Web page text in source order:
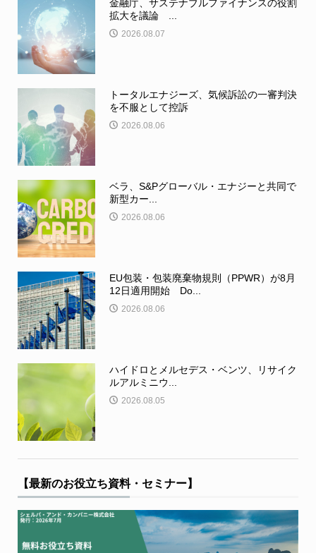
金融庁、サステナブルファイナンスの役割
拡大を議論 ...
2026.08.07
トータルエナジーズ、気候訴訟の一審判決
を不服として控訴
2026.08.06
ベラ、S&Pグローバル・エナジーと共同で
新型カー...
2026.08.06
EU包装・包装廃棄物規則（PPWR）が8月
12日適用開始 Do...
2026.08.06
ハイドロとメルセデス・ベンツ、リサイク
ルアルミニウ...
2026.08.05
【最新のお役立ち資料・セミナー】